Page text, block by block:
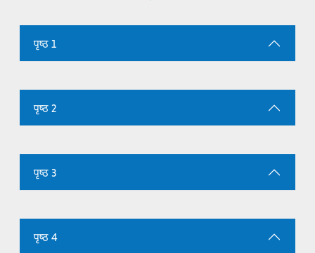
पृष्ठ 1
पृष्ठ 2
पृष्ठ 3
पृष्ठ 4